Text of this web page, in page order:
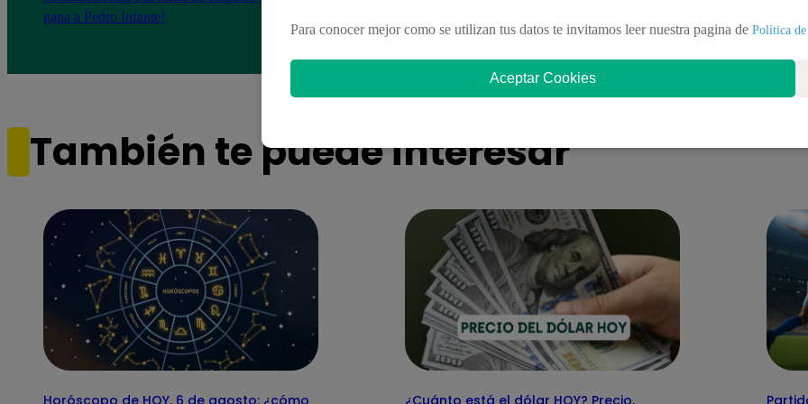
gana a Pedro Infante!
pendiente!
También te puede interesar
Horóscopo de HOY, 6 de agosto: ¿cómo
¿Cuánto está el dólar HOY? Precio,
Para conocer mejor como se utilizan tus datos te invitamos leer nuestra pagina de Política
Aceptar Cookies